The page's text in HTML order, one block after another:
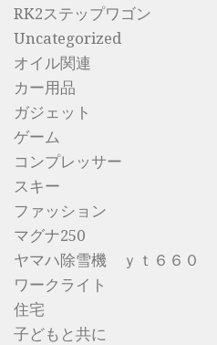
RK2ステップワゴン
Uncategorized
オイル関連
カー用品
ガジェット
ゲーム
コンプレッサー
スキー
ファッション
マグナ250
ヤマハ除雪機 ｙｔ６６０
ワークライト
住宅
子どもと共に